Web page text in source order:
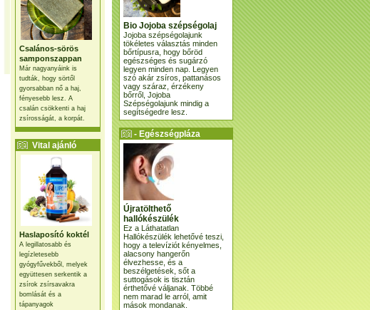
Csalános-sörös
samponszappan
Már nagyanyáink is
tudták, hogy sörtől
gyorsabban nő a haj,
fényesebb lesz. A
csalán csökkenti a haj
zsírosságát, a korpát.
Vital ajánló
Haslaposító koktél
A legillatosabb és
legízletesebb
gyógyfűvekből, melyek
együttesen serkentik a
zsírok zsírsavakra
bomlását és a
tápanyagok
Bio Jojoba szépségolaj
Jojoba szépségolajunk
tökéletes választás minden
bőrtípusra, hogy bőröd
egészséges és sugárzó
legyen minden nap. Legyen
szó akár zsíros, pattanásos
vagy száraz, érzékeny
bőrről, Jojoba
Szépségolajunk mindig a
segítségedre lesz.
- Egészségpláza
ajánlatunk -
Újratölthető
hallókészülék
Ez a Láthatatlan
Hallókészülék lehetővé teszi,
hogy a televíziót kényelmes,
alacsony hangerőn
élvezhesse, és a
beszélgetések, sőt a
suttogások is tisztán
érthetővé váljanak. Többé
nem marad le arról, amit
mások mondanak.